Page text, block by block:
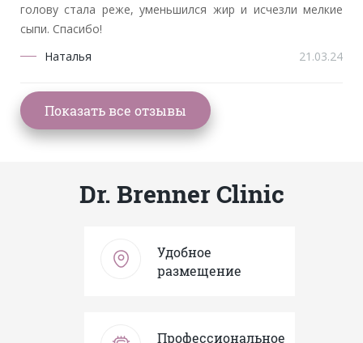
голову стала реже, уменьшился жир и исчезли мелкие
сыпи. Спасибо!
Наталья
21.03.24
Dr. Brenner Clinic
Удобное
размещение
Профессиональное